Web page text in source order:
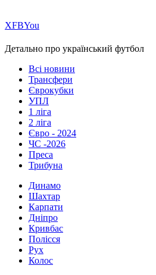
ХFBYou
Детально про український футбол
Всі новини
Трансфери
Єврокубки
УПЛ
1 ліга
2 ліга
Євро - 2024
ЧС -2026
Преса
Трибуна
Динамо
Шахтар
Карпати
Дніпро
Кривбас
Полісся
Рух
Колос